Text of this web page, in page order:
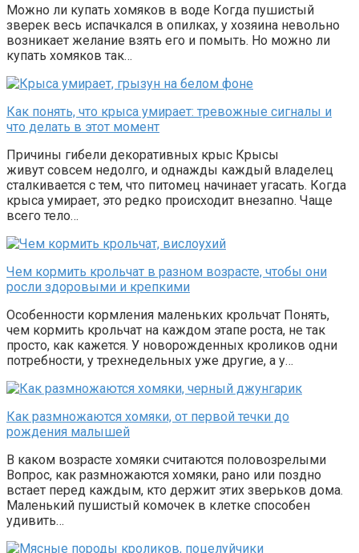
Можно ли купать хомяков в воде Когда пушистый
зверек весь испачкался в опилках, у хозяина невольно
возникает желание взять его и помыть. Но можно ли
купать хомяков так…
Как понять, что крыса умирает: тревожные сигналы и
что делать в этот момент
Причины гибели декоративных крыс Крысы
живут совсем недолго, и однажды каждый владелец
сталкивается с тем, что питомец начинает угасать. Когда
крыса умирает, это редко происходит внезапно. Чаще
всего тело…
Чем кормить крольчат в разном возрасте, чтобы они
росли здоровыми и крепкими
Особенности кормления маленьких крольчат Понять,
чем кормить крольчат на каждом этапе роста, не так
просто, как кажется. У новорожденных кроликов одни
потребности, у трехнедельных уже другие, а у…
Как размножаются хомяки, от первой течки до
рождения малышей
В каком возрасте хомяки считаются половозрелыми
Вопрос, как размножаются хомяки, рано или поздно
встает перед каждым, кто держит этих зверьков дома.
Маленький пушистый комочек в клетке способен
удивить…